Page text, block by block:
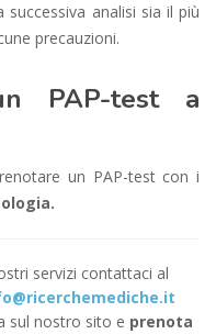
analisi sia il più
precauzioni.
PAP-test a
un PAP-test con i
servizi contattaci al
sul nostro sito e prenota